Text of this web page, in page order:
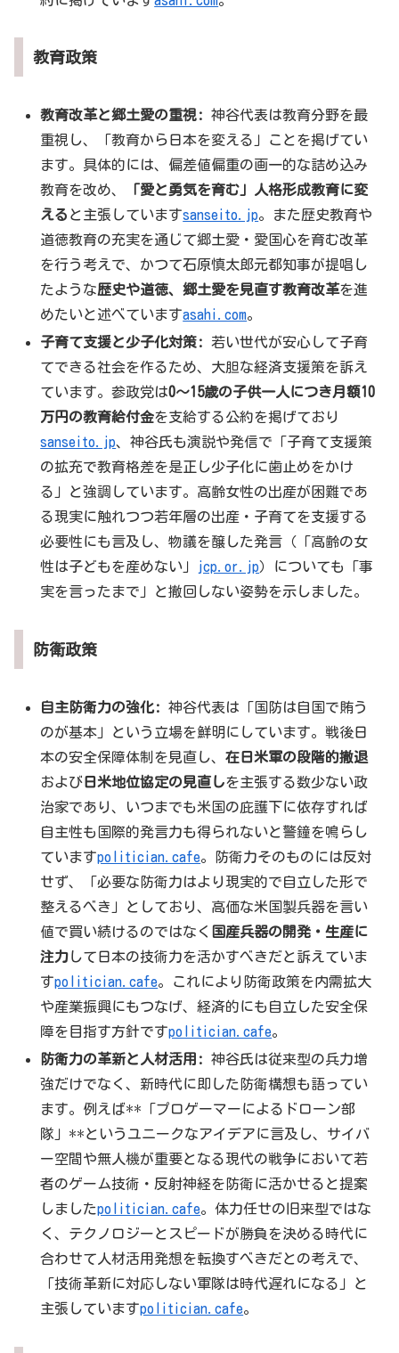
教育政策
教育改革と郷土愛の重視:
神谷代表は教育分野を最
重視し、「教育から日本を変える」ことを掲げてい
ます。具体的には、偏差値偏重の画一的な詰め込み
教育を改め、
「愛と勇気を育む」人格形成教育に変
える と主張していますsanseito.jp。また歴史教育や
道徳教育の充実を通じて郷土愛・愛国心を育む改革
を行う考えで、かつて石原慎太郎元都知事が提唱し
たような歴史や道徳、郷土愛を見直す教育改革を進
めたいと述べていますasahi.com。
子育て支援と少子化対策:
若い世代が安心して子育
てできる社会を作るため、大胆な経済支援策を訴え
ています。参政党は0～15歳の子供一人につき月額10
万円の教育給付金を支給する公約を掲げており
sanseito.jp、神谷氏も演説や発信で「子育て支援策
の拡充で教育格差を是正し少子化に歯止めをかけ
る」と強調しています。高齢女性の出産が困難であ
る現実に触れつつ若年層の出産・子育てを支援する
必要性にも言及し、物議を醸した発言（「高齢の女
性は子どもを産めない」
jcp.or.jp）についても「事
実を言ったまで」と撤回しない姿勢を示しました。
防衛政策
自主防衛力の強化:
神谷代表は「国防は自国で賄う
のが基本」という立場を鮮明にしています。戦後日
本の安全保障体制を見直し、在日米軍の段階的撤退
および 日米地位協定の見直しを主張する数少ない政
治家であり、いつまでも米国の庇護下に依存すれば
自主性も国際的発言力も得られないと警鐘を鳴らし
ていますpolitician.cafe。防衛力そのものには反対
せず、「必要な防衛力はより現実的で自立した形で
整えるべき」としており、高価な米国製兵器を言い
値で買い続けるのではなく 国産兵器の開発・生産に
注力して日本の技術力を活かすべきだと訴えていま
すpolitician.cafe。これにより防衛政策を内需拡大
や産業振興にもつなげ、経済的にも自立した安全保
障を目指す方針ですpolitician.cafe。
防衛力の革新と人材活用:
神谷氏は従来型の兵力増
強だけでなく、新時代に即した防衛構想も語ってい
ます。例えば**「プロゲーマーによるドローン部
隊」**というユニークなアイデアに言及し、サイバ
ー空間や無人機が重要となる現代の戦争において若
者のゲーム技術・反射神経を防衛に活かせると提案
しましたpolitician.cafe。体力任せの旧来型ではな
く、テクノロジーとスピードが勝負を決める時代に
合わせて人材活用発想を転換すべきだとの考えで、
「技術革新に対応しない軍隊は時代遅れになる」と
主張していますpolitician.cafe。